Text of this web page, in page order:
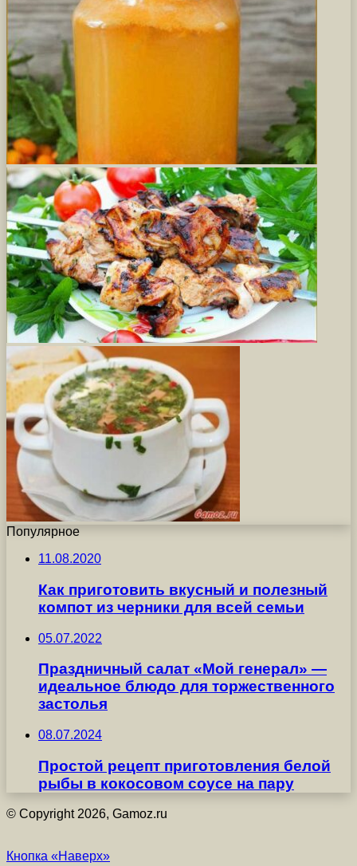
Популярное
11.08.2020
Как приготовить вкусный и полезный
компот из черники для всей семьи
05.07.2022
Праздничный салат «Мой генерал» —
идеальное блюдо для торжественного
застолья
08.07.2024
Простой рецепт приготовления белой
рыбы в кокосовом соусе на пару
© Copyright 2026, Gamoz.ru
Кнопка «Наверх»